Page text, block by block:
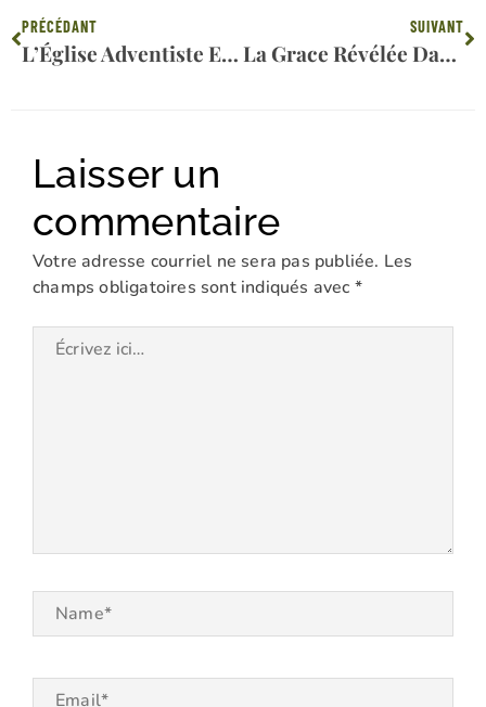
Précédent
PRÉCÉDANT
L’Église Adventiste Et Le Vaccin De La COVID-19
SUIVANT
La Grace Révélée Dans L’Ancien Testament, Partie 3
Laisser un
commentaire
Votre adresse courriel ne sera pas publiée. Les
champs obligatoires sont indiqués avec *
Écrivez
Name*
Email*